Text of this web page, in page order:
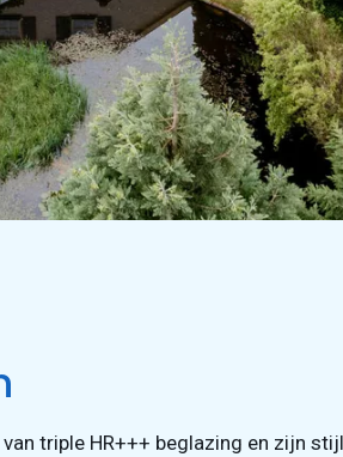
triple HR+++ beglazing en zijn